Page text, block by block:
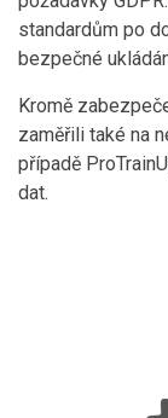
standardům po
bezpečné
Kromě
zaměřili také na
případě
dat.